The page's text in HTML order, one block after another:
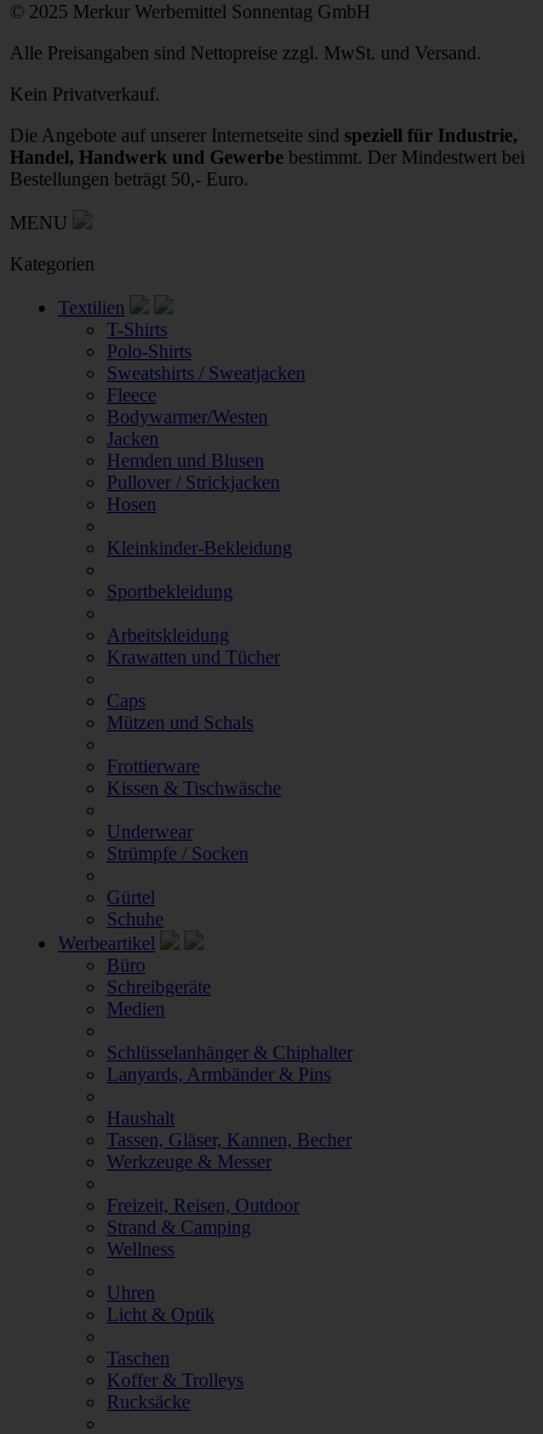
© 2025 Merkur Werbemittel Sonnentag GmbH
Alle Preisangaben sind Nettopreise zzgl. MwSt. und Versand.
Kein Privatverkauf.
Die Angebote auf unserer Internetseite sind speziell für Industrie,
Handel, Handwerk und Gewerbe bestimmt. Der Mindestwert bei
Bestellungen beträgt 50,- Euro.
MENU
Kategorien
Textilien
T-Shirts
Polo-Shirts
Sweatshirts / Sweatjacken
Fleece
Bodywarmer/Westen
Jacken
Hemden und Blusen
Pullover / Strickjacken
Hosen
Kleinkinder-Bekleidung
Sportbekleidung
Arbeitskleidung
Krawatten und Tücher
Caps
Mützen und Schals
Frottierware
Kissen & Tischwäsche
Underwear
Strümpfe / Socken
Gürtel
Schuhe
Werbeartikel
Büro
Schreibgeräte
Medien
Schlüsselanhänger & Chiphalter
Lanyards, Armbänder & Pins
Haushalt
Tassen, Gläser, Kannen, Becher
Werkzeuge & Messer
Freizeit, Reisen, Outdoor
Strand & Camping
Wellness
Uhren
Licht & Optik
Taschen
Koffer & Trolleys
Rucksäcke